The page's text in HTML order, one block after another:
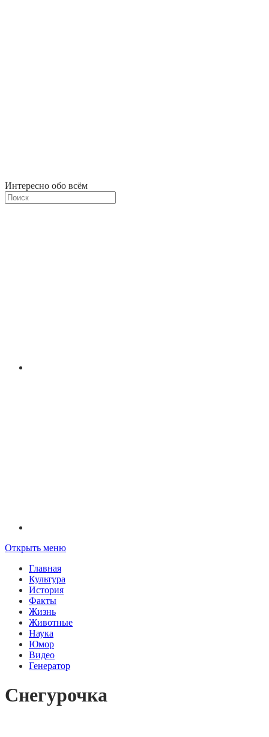
Интересно обо всём
Открыть меню
Главная
Культура
История
Факты
Жизнь
Животные
Наука
Юмор
Видео
Генератор
Снегурочка